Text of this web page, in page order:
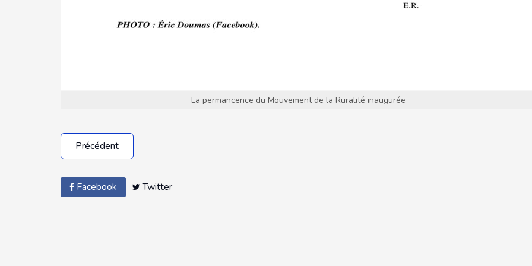
La permancence du Mouvement de la Ruralité inaugurée
Précédent
Facebook Twitter